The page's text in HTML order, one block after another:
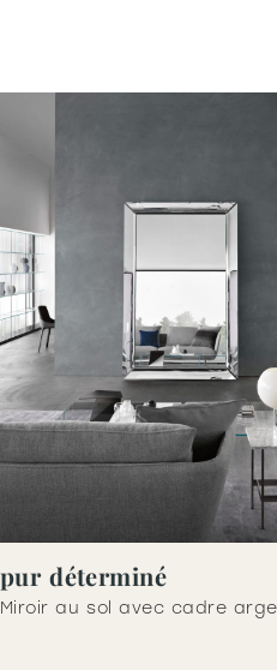
Miroir au sol avec cadre
pur déterminé